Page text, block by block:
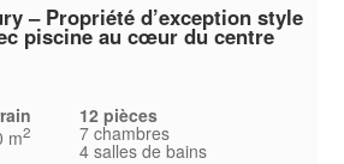
– Propriété d’exception style
piscine au cœur du centre
m2
12 pièces
7 chambres
4 salles de bains